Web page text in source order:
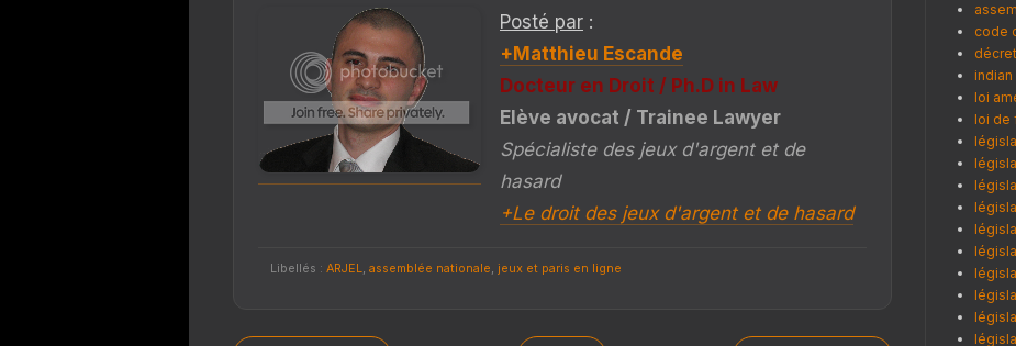
Posté par :
+Matthieu Escande
Docteur en Droit / Ph.D in Law
Elève avocat / Trainee Lawyer
Spécialiste des jeux d'argent et de
hasard
+Le droit des jeux d'argent et de hasard
Libellés : ARJEL, assemblée nationale, jeux et paris en ligne
code
décret
indian
loi
loi de